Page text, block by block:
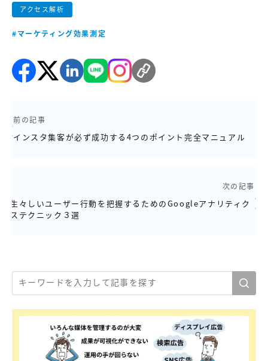
アクセス解析
#マーケティング効果測定
前の記事
インスタ集客が必ず成功する4つのポイント完全マニュアル
次の記事
生々しいユーザー行動を把握するためのGoogleアナリティク
ステクニック３選